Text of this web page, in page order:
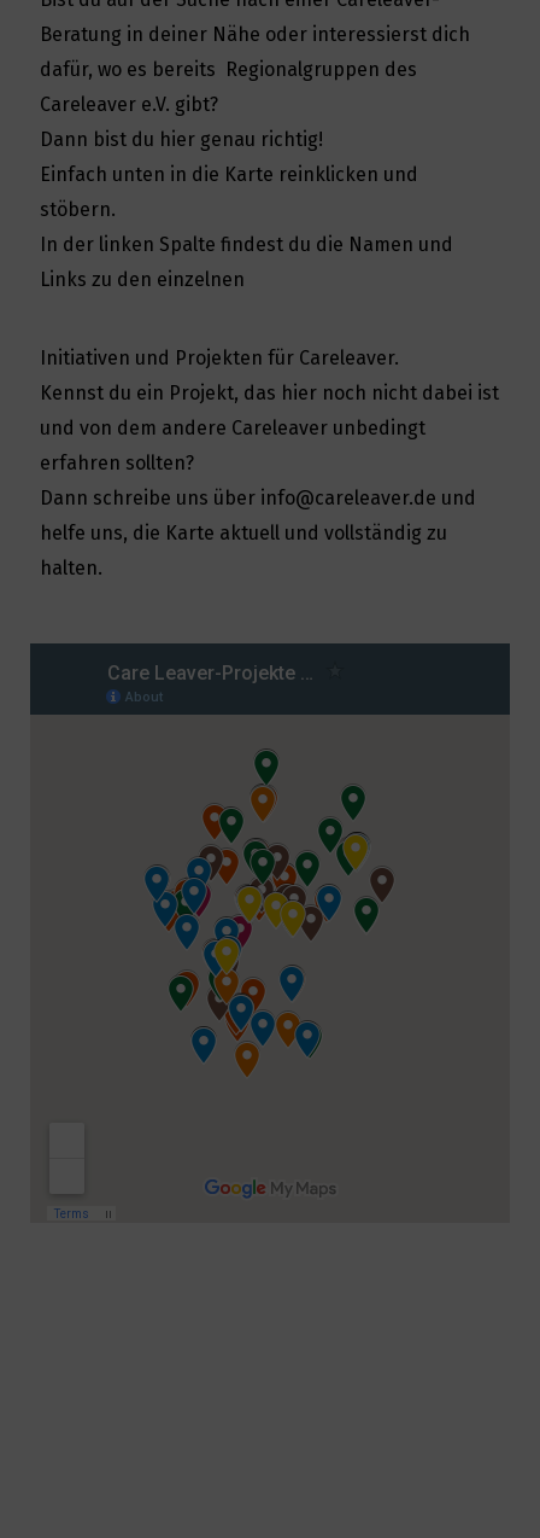
Beratung in deiner Nähe oder interessierst dich
dafür, wo es bereits Regionalgruppen des
Careleaver e.V. gibt?
Dann bist du hier genau richtig!
Einfach unten in die Karte reinklicken und
stöbern.
In der linken Spalte findest du die Namen und
Links zu den einzelnen
Initiativen und Projekten für Careleaver.
Kennst du ein Projekt, das hier noch nicht dabei ist
und von dem andere Careleaver unbedingt
erfahren sollten?
Dann schreibe uns über info@careleaver.de und
helfe uns, die Karte aktuell und vollständig zu
halten.